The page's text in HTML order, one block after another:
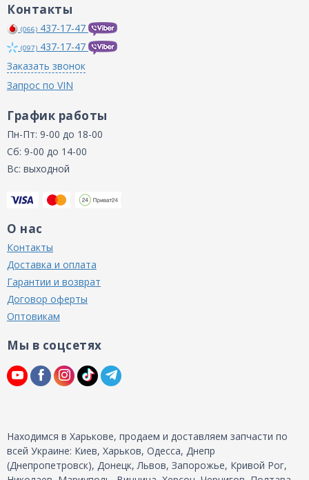
Контакты
(066) 437-17-47
(097) 437-17-47
Заказать звонок
Запрос по VIN
График работы
Пн-Пт: 9-00 до 18-00
Сб: 9-00 до 14-00
Вс: выходной
О нас
Контакты
Доставка и оплата
Гарантии и возврат
Договор оферты
Оптовикам
Мы в соцсетях
Находимся в Харькове, продаем и доставляем запчасти по
всей Украине: Киев, Харьков, Одесса, Днепр
(Днепропетровск), Донецк, Львов, Запорожье, Кривой Рог,